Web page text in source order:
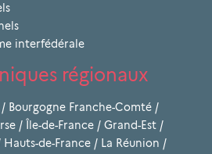
interfédérale
régionaux
/ Bourgogne Franche-Comté /
/ Île-de-France / Grand-Est /
Hauts-de-France / La Réunion /